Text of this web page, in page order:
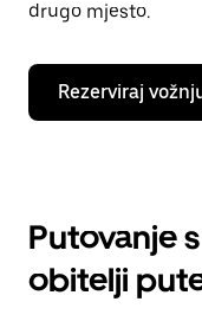
drugo mjesto.
Rezerviraj
Putovanje
obitelji